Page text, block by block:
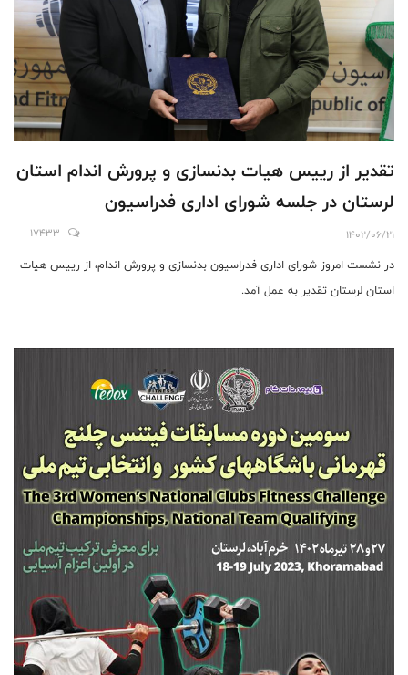
تقدیر از رییس هیات بدنسازی و پرورش اندام استان
لرستان در جلسه شورای اداری فدراسیون
1402/06/21
17433
در نشست امروز شورای اداری فدراسیون بدنسازی و پرورش اندام، از رییس هیات
استان لرستان تقدیر به عمل آمد.